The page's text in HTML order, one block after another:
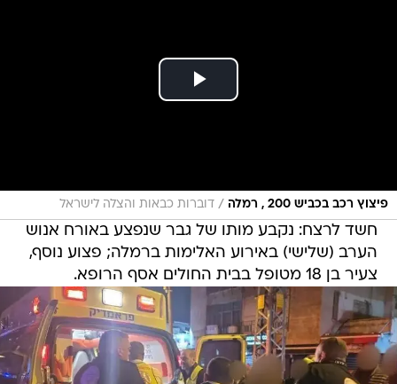
פיצוץ רכב בכביש 200 , רמלה / דוברות כבאות והצלה לישראל
חשד לרצח: נקבע מותו של גבר שנפצע באורח אנוש
הערב (שלישי) באירוע האלימות ברמלה; פצוע נוסף,
צעיר בן 18 מטופל בבית החולים אסף הרופא.